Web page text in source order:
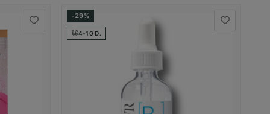
-29%
4-10 D.